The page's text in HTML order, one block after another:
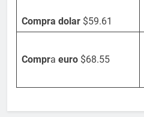
Compra dolar $59.61
Compra euro $68.55